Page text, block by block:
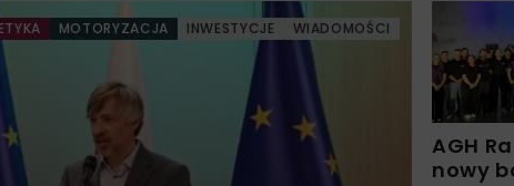
MOTORYZACJA INWESTYCJE WIADOMOŚCI
AGH
nowy